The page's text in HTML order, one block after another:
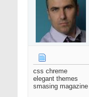
css chreme
elegant themes
smasing magazine